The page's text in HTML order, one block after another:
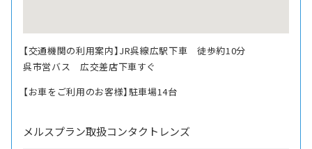
【交通機関の利用案内】JR呉線広駅下車 徒歩約10分
呉市営バス 広交差店下車すぐ
【お車をご利用のお客様】駐車場14台
メルスプラン取扱コンタクトレンズ